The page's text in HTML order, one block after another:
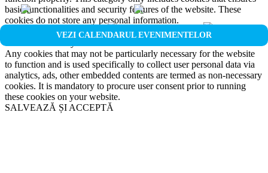
VEZI CALENDARUL EVENIMENTELOR
basic functionalities and security features of the website. These
cookies do not store any personal information.
Non-necessary
Any cookies that may not be particularly necessary for the website
to function and is used specifically to collect user personal data via
analytics, ads, other embedded contents are termed as non-necessary
cookies. It is mandatory to procure user consent prior to running
these cookies on your website.
SALVEAZĂ ȘI ACCEPTĂ